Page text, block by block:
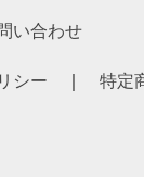
い合わせ
シー 特定